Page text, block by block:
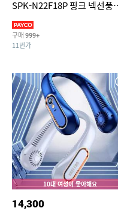
SPK-N22F18P 핑크 넥선풍
저소음/C타입/대용량배터리
구매 999+
11번가
10대 여성이 좋아해요
14,300